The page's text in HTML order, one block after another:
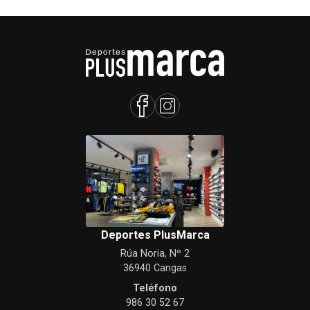
Deportes PlusMarca
Rúa Noria, Nº 2
36940 Cangas
Teléfono
986 30 52 67